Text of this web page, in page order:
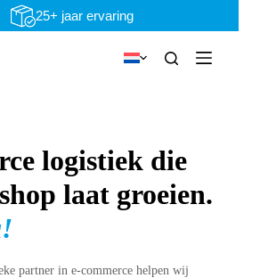
25+ jaar ervaring
logistiek die
laat groeien.
partner in e-commerce helpen wij